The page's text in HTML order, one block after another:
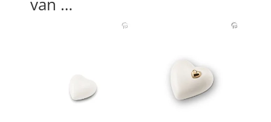
van …